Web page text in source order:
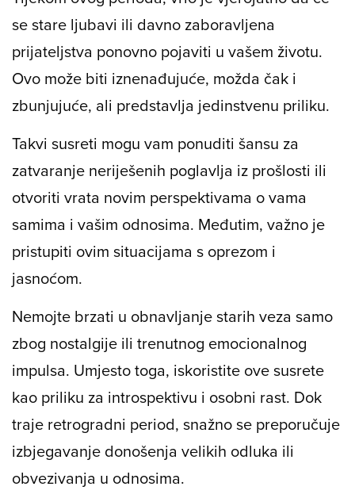
se stare ljubavi ili davno zaboravljena
prijateljstva ponovno pojaviti u vašem životu.
Ovo može biti iznenađujuće, možda čak i
zbunjujuće, ali predstavlja jedinstvenu priliku.
Takvi susreti mogu vam ponuditi šansu za
zatvaranje neriješenih poglavlja iz prošlosti ili
otvoriti vrata novim perspektivama o vama
samima i vašim odnosima. Međutim, važno je
pristupiti ovim situacijama s oprezom i
jasnoćom.
Nemojte brzati u obnavljanje starih veza samo
zbog nostalgije ili trenutnog emocionalnog
impulsa. Umjesto toga, iskoristite ove susrete
kao priliku za introspektivu i osobni rast. Dok
traje retrogradni period, snažno se preporučuje
izbjegavanje donošenja velikih odluka ili
obvezivanja u odnosima.